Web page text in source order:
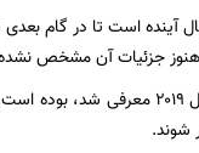
هنوز جزئیات آن مشخص
ملونی که ماه اکتبر قدرت را در دست گرفت، همواره منتقد
شوند.